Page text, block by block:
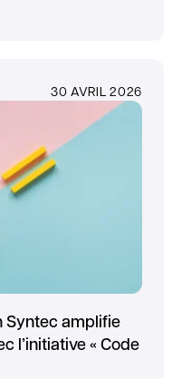
30 AVRIL 2026
Syntec amplifie
l’initiative « Code